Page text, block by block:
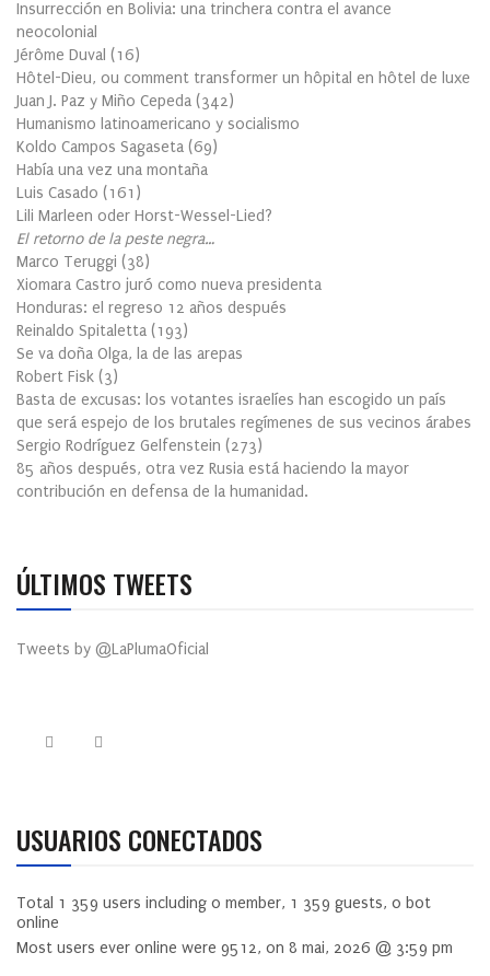
Insurrección en Bolivia: una trinchera contra el avance
neocolonial
Jérôme Duval (16)
Hôtel-Dieu, ou comment transformer un hôpital en hôtel de luxe
Juan J. Paz y Miño Cepeda (342)
Humanismo latinoamericano y socialismo
Koldo Campos Sagaseta (69)
Había una vez una montaña
Luis Casado (161 )
Lili Marleen oder Horst-Wessel-Lied?
El retorno de la peste negra…
Marco Teruggi (38)
Xiomara Castro juró como nueva presidenta
Honduras: el regreso 12 años después
Reinaldo Spitaletta (193)
Se va doña Olga, la de las arepas
Robert Fisk (3)
Basta de excusas: los votantes israelíes han escogido un país
que será espejo de los brutales regímenes de sus vecinos árabes
Sergio Rodríguez Gelfenstein (273)
85 años después, otra vez Rusia está haciendo la mayor
contribución en defensa de la humanidad.
ÚLTIMOS TWEETS
Tweets by @LaPlumaOficial
USUARIOS CONECTADOS
Total 1 359 users including 0 member, 1 359 guests, 0 bot
online
Most users ever online were 9512, on 8 mai, 2026 @ 3:59 pm